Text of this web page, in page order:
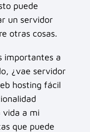
puede
un servidor
otras cosas.
importantes a
¿vae servidor
hosting fácil
vida a mi
que puede